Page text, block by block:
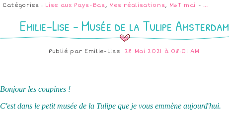
Catégories : Lise aux Pays-Bas, Mes réalisations, M&T mai - …
Emilie-Lise - Musée de la Tulipe Amsterdam
Publié par Emilie-Lise 28 Mai 2021 à 08:01 AM
Bonjour les coupines !
C'est dans le petit musée de la Tulipe que je vous emmène aujourd'hui.